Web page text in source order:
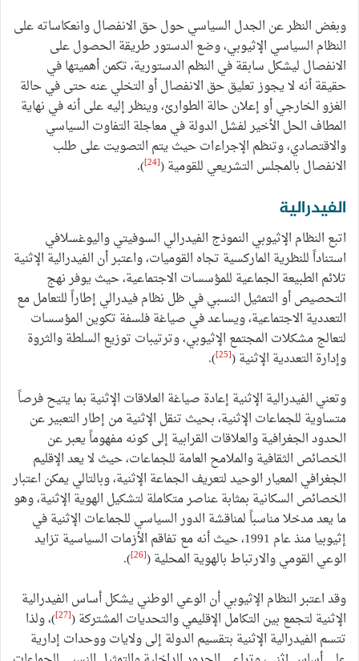
وبغض النظر عن الجدل السياسي حول حق الانفصال وانعكاساته على
النظام السياسي الإثيوبي، وضع الدستور طريقة الحصول على
الانفصال ليشكل سابقة في النظم الدستورية، تكمن أهميتها في
حقيقة أنه لا يجوز تعليق حق الانفصال أو التخلي عنه حتى في حالة
الغزو الخارجي أو إعلان حالة الطوارئ، وينظر إليه على أنه في نهاية
المطاف الحل الأخير لفشل الدولة في معاجلة التفاوت السياسي
والاقتصادي، وتنظم الإجراءات حيث يتم التصويت على طلب
الانفصال بالمجلس التشريعي للقومية ([24]
).
الفيدرالية
اتبع النظام الإثيوبي النموذج الفيدرالي السوفيتي واليوغسلافي
استناداً للنظرية الماركسية تجاه القوميات، واعتبر أن الفيدرالية الإثنية
تلائم الطبيعة الجماعية للمؤسسات الاجتماعية، حيث يوفر نهج
التحصيص أو التمثيل النسبي في ظل نظام فيدرالي إطاراً للتعامل مع
التعددية الاجتماعية، ويساعد في صياغة فلسفة تكوين المؤسسات
لتعالج مشكلات المجتمع الإثيوبي، وترتيبات توزيع السلطة والثروة
وإدارة التعددية الإثنية ([25]
).
وتعني الفيدرالية الإثنية إعادة صياغة العلاقات الإثنية بما يتيح فرصاً
متساوية للجماعات الإثنية، بحيث تنقل الإثنية من إطار التعبير عن
الحدود الجغرافية والعلاقات القرابية إلى كونه مفهوماً يعبر عن
الخصائص الثقافية والملامح العامة للجماعات، حيث لا يعد الإقليم
الجغرافي المعيار الوحيد لتعريف الجماعة الإثنية، وبالتالي يمكن اعتبار
الخصائص السكانية بمثابة عناصر متكاملة لتشكيل الهوية الإثنية، وهو
ما يعد مدخلا مناسباً لمناقشة الدور السياسي للجماعات الإثنية في
إثيوبيا منذ عام 1991، حيث أنه مع تفاقم الأزمات السياسية تزايد
الوعي القومي والارتباط بالهوية المحلية ([26]
).
وقد اعتبر النظام الإثيوبي أن الوعي الوطني يشكل أساس الفيدرالية
الإثنية لتجمع بين التكامل الإقليمي والتحديات المشتركة ([27]
)، ولذا
تتسم الفيدرالية الإثنية بتقسيم الدولة إلى ولايات ووحدات إدارية